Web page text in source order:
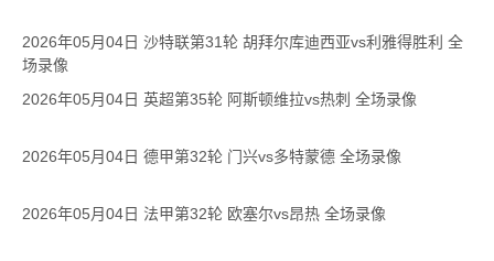
2026年05月04日 沙特联第31轮 胡拜尔库迪西亚vs利雅得胜利 全
场录像
2026年05月04日 英超第35轮 阿斯顿维拉vs热刺 全场录像
2026年05月04日 德甲第32轮 门兴vs多特蒙德 全场录像
2026年05月04日 法甲第32轮 欧塞尔vs昂热 全场录像